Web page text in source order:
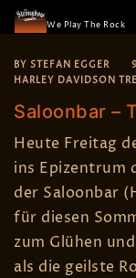
Skip
to
content
We Play The Rock
BY STEFAN EGGER
HARLEY DAVIDSON
Saloonbar –
Heute Freitag
ins Epizentrum
der Saloonbar
für diesen
zum Glühen
als die geilste